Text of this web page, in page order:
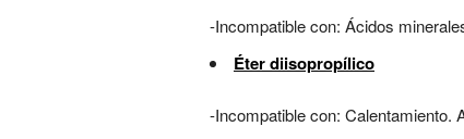
-Incompatible con: Ácidos
Éter diisopropílico
-Incompatible con: Calentamiento.